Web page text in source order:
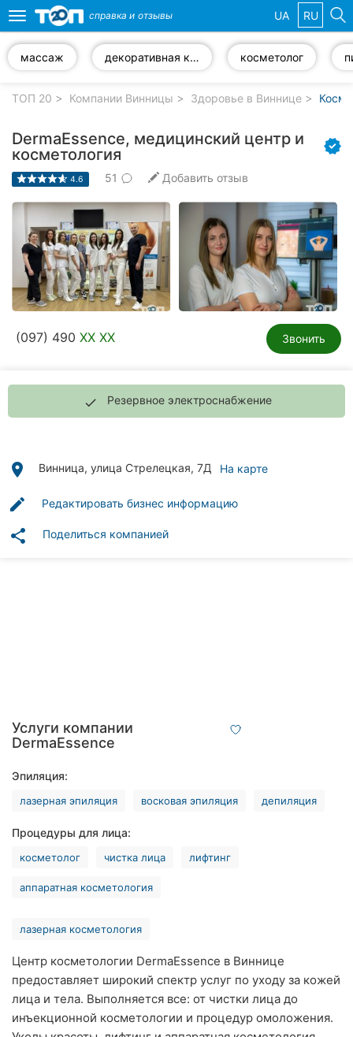
компании
Популярные
рубрики:
Стоматологии
Ветеринарные
клиники
Частные
Все
Ровно
Харьков
Запорожье
Днепр
Львов
Кривой
Рог
Toggle
navigation
справка и отзывы UA RU
массаж декоративная косметика косметолог
ТОП 20 Компании Винницы Здоровье в Виннице
DermaEssence, медицинский центр и
косметология
4.6 51 Добавить отзыв
(097) 490 XX XX Звонить
done Резервное электроснабжение
place Винница, улица Стрелецкая, 7Д На карте
edit Редактировать бизнес информацию
share Поделиться компанией
Услуги компании
DermaEssence
Эпиляция:
лазерная эпиляция восковая эпиляция депиляция
Процедуры для лица:
косметолог чистка лица лифтинг
аппаратная косметология
лазерная косметология
Центр косметологии DermaEssence в Виннице
предоставляет широкий спектр услуг по уходу за кожей
лица и тела. Выполняется все: от чистки лица до
инъекционной косметологии и процедур омоложения.